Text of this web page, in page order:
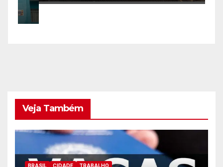
Veja Também
BRASIL CIDADE TRABALHO